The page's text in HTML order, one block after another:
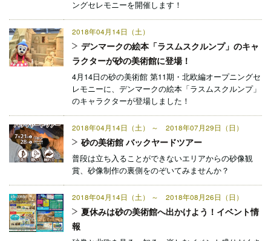
ングセレモニーを開催します！
2018年04月14日（土）
デンマークの絵本「ラスムスクルンプ」のキャ
ラクターが砂の美術館に登場！
4月14日の砂の美術館 第11期・北欧編オープニングセ
レモニーに、デンマークの絵本「ラスムスクルンプ」
のキャラクターが登場しました！
2018年04月14日（土） ～ 2018年07月29日（日）
砂の美術館 バックヤードツアー
普段は立ち入ることができないエリアからの砂像観
賞、砂像制作の裏側をのぞいてみませんか？
2018年04月14日（土） ～ 2018年08月26日（日）
夏休みは砂の美術館へ出かけよう！イベント情
報